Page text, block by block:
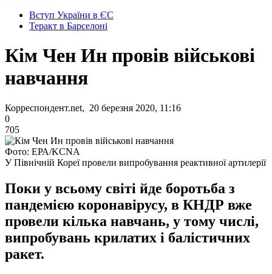
Вступ України в ЄС
Теракт в Барселоні
Кім Чен Ин провів військові
навчання
Корреспондент.net, 20 березня 2020, 11:16
0
705
Фото: ЕРА/KCNA
У Північній Кореї провели випробування реактивної артилерії
Поки у всьому світі йде боротьба з
пандемією коронавірусу, в КНДР вже
провели кілька навчань, у тому числі,
випробувань крилатих і балістичних
ракет.